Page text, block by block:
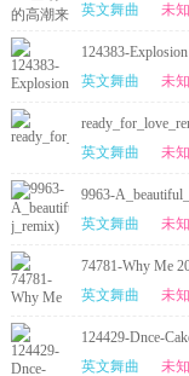
英文舞曲
未知
124383-
130bpm)-Mashup
英文舞曲 未知
英文舞曲
未知
9963-
英文舞曲
未知
74781-Why Me
英文舞曲
未知
124429-Dnce-
NuDisco
英文舞曲 未知